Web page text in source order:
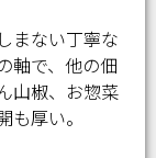
まない丁寧な
軸で、他の佃
山椒、お惣菜
厚い。